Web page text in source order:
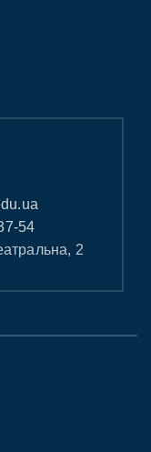
54
2